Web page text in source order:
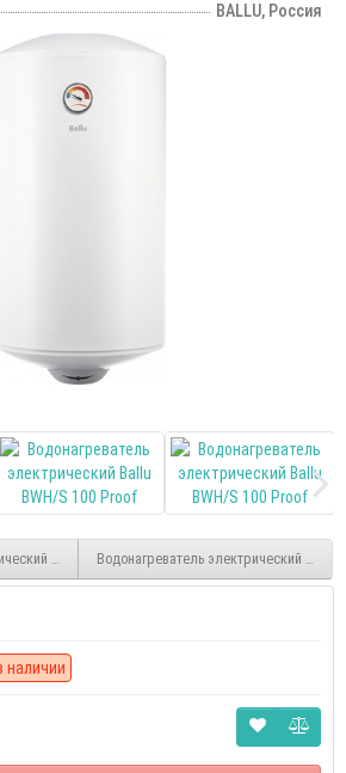
BALLU, Россия
Ballu BWH/S 50 Proof
Водонагреватель электрический Ballu
наличии